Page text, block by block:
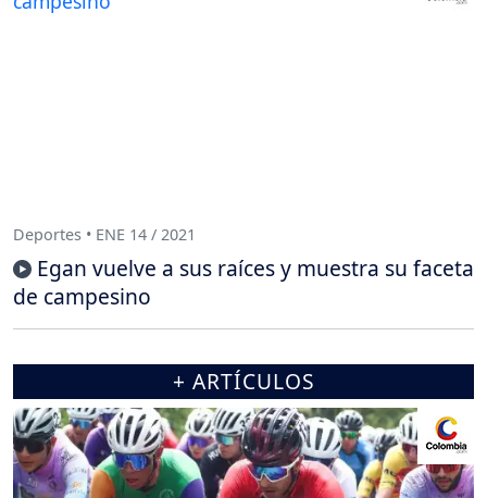
Deportes • ENE 14 / 2021
Egan vuelve a sus raíces y muestra su faceta
de campesino
+ ARTÍCULOS